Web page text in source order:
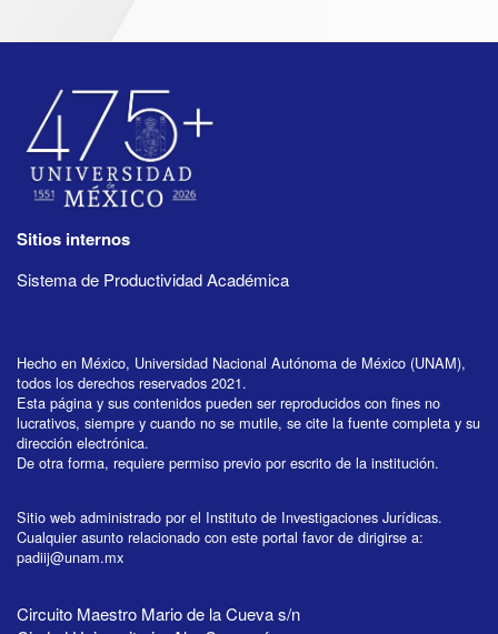
Sitios internos
Sistema de Productividad Académica
Hecho en México, Universidad Nacional Autónoma de México (UNAM),
todos los derechos reservados 2021.
Esta página y sus contenidos pueden ser reproducidos con fines no
lucrativos, siempre y cuando no se mutile, se cite la fuente completa y su
dirección electrónica.
De otra forma, requiere permiso previo por escrito de la institución.
Sitio web administrado por el Instituto de Investigaciones Jurídicas.
Cualquier asunto relacionado con este portal favor de dirigirse a:
padiij@unam.mx
Circuito Maestro Mario de la Cueva s/n